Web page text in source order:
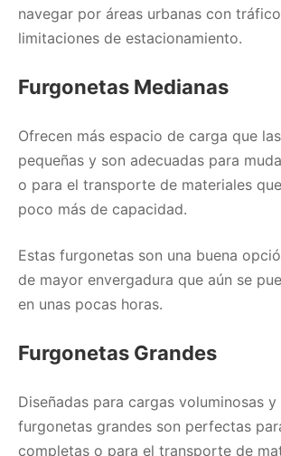
navegar por áreas urbanas con
limitaciones de estacionamiento.
Furgonetas Medianas
Ofrecen más espacio de carga que
pequeñas y son adecuadas para
o para el transporte de materiales
poco más de capacidad.
Estas furgonetas son una buena
de mayor envergadura que aún se
en unas pocas horas.
Furgonetas Grandes
Diseñadas para cargas voluminosas y
furgonetas grandes son perfectas
completas o para el transporte de